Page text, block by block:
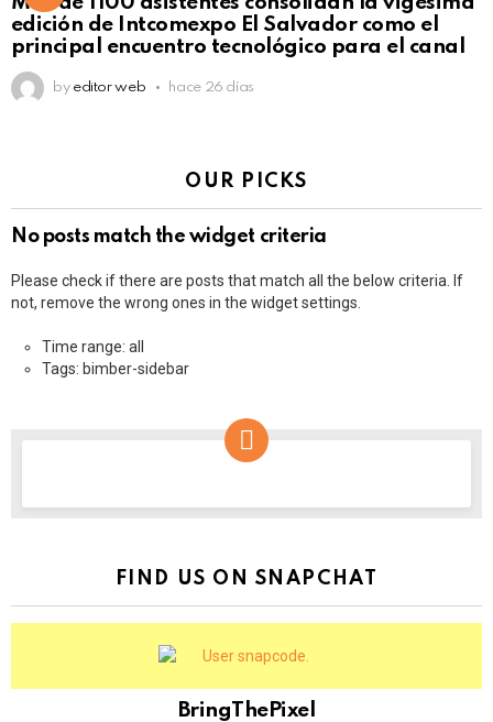
edición de Intcomexpo El Salvador como el
principal encuentro tecnológico para el canal
by editor web hace 26 días
OUR PICKS
No posts match the widget criteria
Please check if there are posts that match all the below criteria. If
not, remove the wrong ones in the widget settings.
Time range: all
Tags: bimber-sidebar
FIND US ON SNAPCHAT
BringThePixel